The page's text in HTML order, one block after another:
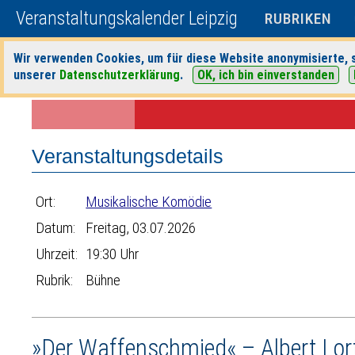
Veranstaltungskalender Leipzig RUBRIKEN
Wir verwenden Cookies, um für diese Website
unserer Datenschutzerklärung. OK, ich bin einverstanden
Startseite>Veranstaltungen>Suche> Bühne> Musikalische
Veranstaltungsdetails
Ort:
Musikalische Komödie
Datum:
Freitag, 03.07.2026
Uhrzeit: 19:30 Uhr
Rubrik:
Bühne
»Der Waffenschmied« – Albert